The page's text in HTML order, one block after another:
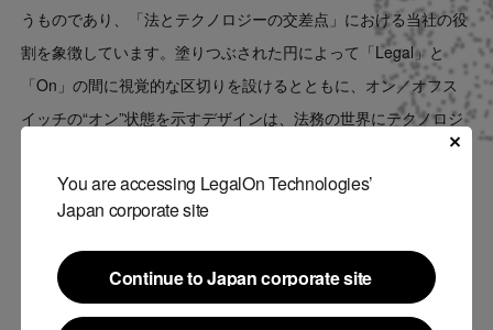
You are accessing LegalOn Technologies’
Japan corporate site
Continue to Japan corporate site
Continue to Japan corporate site
うものであり、「法とテクノロジーの交差点」における当社の役
割を象徴しています。塗りつぶされた円によって「Legal」と
「On」の間に視覚的な区切りを設けるとともに、オン／オフス
イッチの“オン”状態を示すデザインは、法務の世界にテクノロジ
ーの力で新しい価値を“オン”にするという私たちの意思を表現し
ています。
LegalOn Technologiesは、この新しいブランドのもと、国や文化
の垣根を超え、グローバルチームが一丸となってナンバーワンを
目指してまいります。